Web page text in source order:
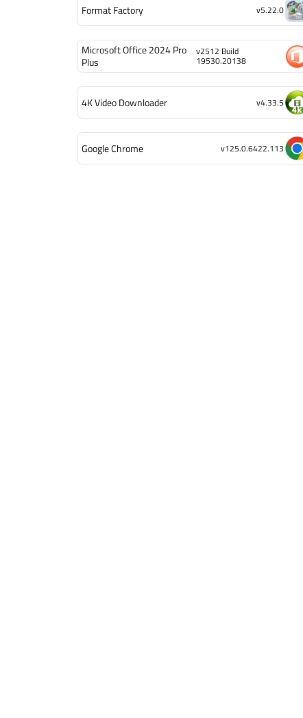
Format Factory v5.22.0
Microsoft Office 2024 Pro
Plus
v2512 Build
19530.20138
4K Video Downloader v4.33.5
Google Chrome v125.0.6422.113